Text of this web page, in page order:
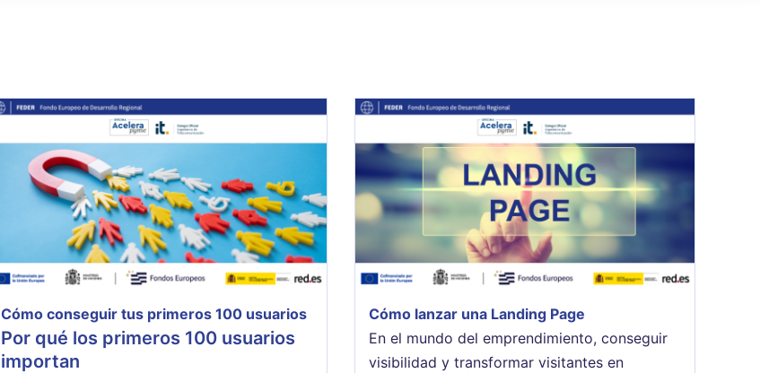
Cómo conseguir tus primeros 100 usuarios
Por qué los primeros 100 usuarios
importan
Cómo lanzar una Landing Page
En el mundo del emprendimiento, conseguir
visibilidad y transformar visitantes en